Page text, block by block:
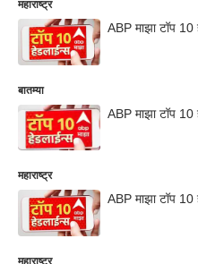
महाराष्ट्र
ABP माझा टॉप
बातम्या
ABP माझा टॉप
महाराष्ट्र
ABP माझा टॉप
महाराष्ट्र